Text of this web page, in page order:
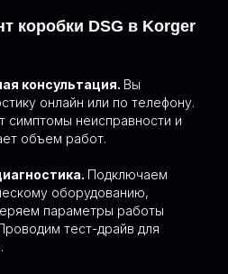
коробки DSG в Korger
консультация. Вы
онлайн или по телефону.
симптомы неисправности и
объем работ.
Подключаем
оборудованию,
параметры работы
тест-драйв для
0:56